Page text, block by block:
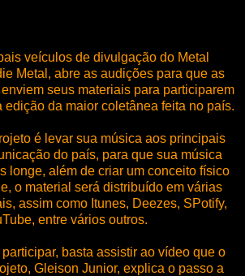
veículos de divulgação do Metal
Metal, abre as audições para que as
seus materiais para participarem
edição da maior coletânea feita no país.
é levar sua música aos principais
do país, para que sua música
longe, além de criar um conceito físico
o material será distribuído em várias
assim como Itunes, Deezes, SPotify,
entre vários outros.
basta assistir ao vídeo que o
Gleison Junior, explica o passo a